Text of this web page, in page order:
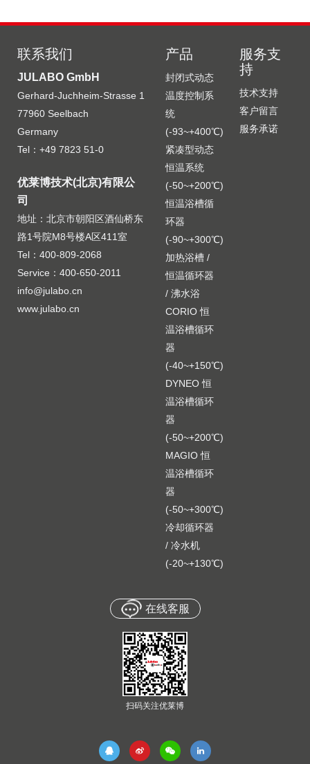
联系我们
JULABO GmbH
Gerhard-Juchheim-Strasse 1
77960 Seelbach
Germany
Tel：+49 7823 51-0
优莱博技术(北京)有限公
司
地址：北京市朝阳区酒仙桥东
路1号院M8号楼A区411室
Tel：400-809-2068
Service：400-650-2011
info@julabo.cn
www.julabo.cn
产品
封闭式动态
温度控制系
统
(-93~+400℃)
紧凑型动态
恒温系统
(-50~+200℃)
恒温浴槽循
环器
(-90~+300℃)
加热浴槽 /
恒温循环器
/ 沸水浴
CORIO 恒
温浴槽循环
器
(-40~+150℃)
DYNEO 恒
温浴槽循环
器
(-50~+200℃)
MAGIO 恒
温浴槽循环
器
(-50~+300℃)
冷却循环器
/ 冷水机
(-20~+130℃)
服务支
持
技术支持
客户留言
服务承诺
在线客服
扫码关注优莱博